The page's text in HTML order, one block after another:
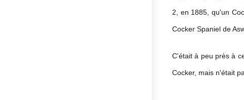
2, en 1885, qu'un
Cocker Spaniel de
C'était à peu près à
Cocker, mais n'était